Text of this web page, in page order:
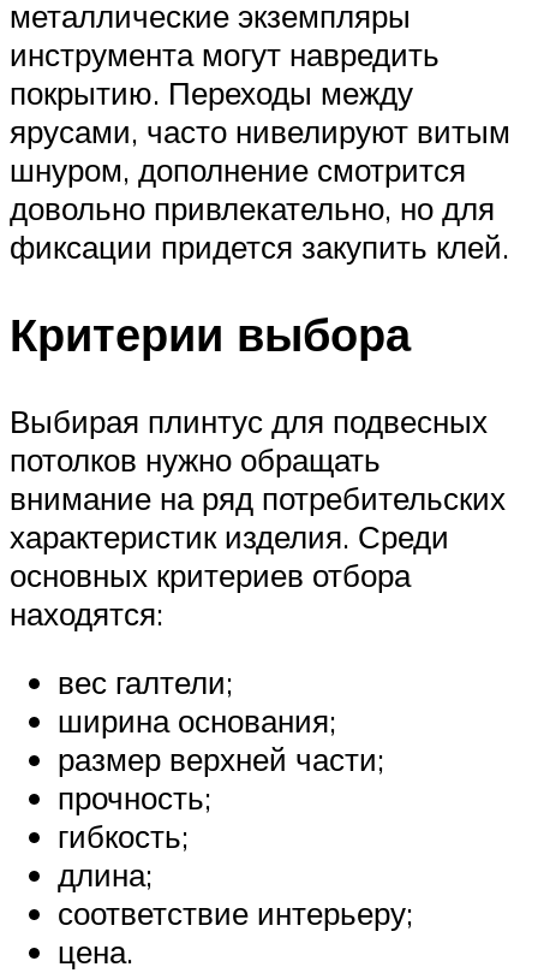
металлические экземпляры
инструмента могут навредить
покрытию. Переходы между
ярусами, часто нивелируют витым
шнуром, дополнение смотрится
довольно привлекательно, но для
фиксации придется закупить клей.
Критерии выбора
Выбирая плинтус для подвесных
потолков нужно обращать
внимание на ряд потребительских
характеристик изделия. Среди
основных критериев отбора
находятся:
вес галтели;
ширина основания;
размер верхней части;
прочность;
гибкость;
длина;
соответствие интерьеру;
цена.